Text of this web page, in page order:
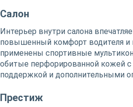
Салон
Интерьер внутри салона
повышенный комфорт водителя и
применены спортивные
обитые перфорированной кожей с
поддержкой и дополнительными
Престиж